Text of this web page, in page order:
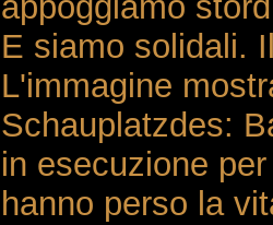
E siamo solidali.
L'immagine
Schauplatzdes:
in esecuzione
hanno perso la